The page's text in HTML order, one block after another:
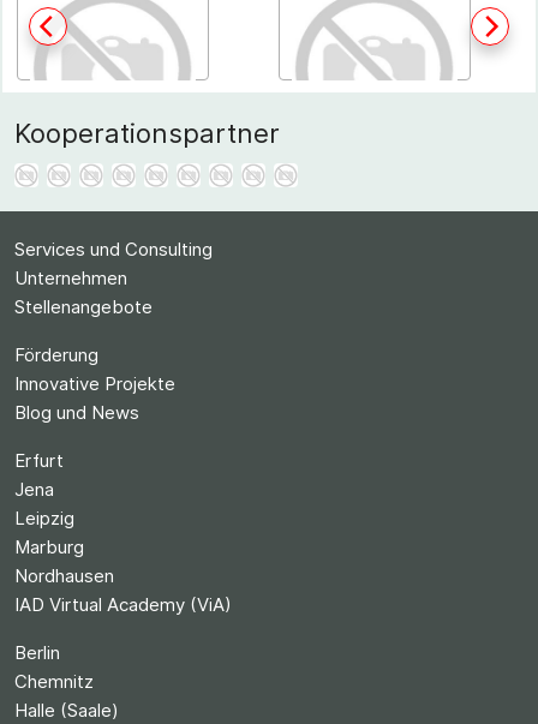
Kooperationspartner
Services und Consulting
Unternehmen
Stellenangebote
Förderung
Innovative Projekte
Blog und News
Erfurt
Jena
Leipzig
Marburg
Nordhausen
IAD Virtual Academy (ViA)
Berlin
Chemnitz
Halle (Saale)